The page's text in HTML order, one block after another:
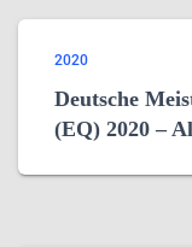
2020
Deutsche
(EQ) 2020 –